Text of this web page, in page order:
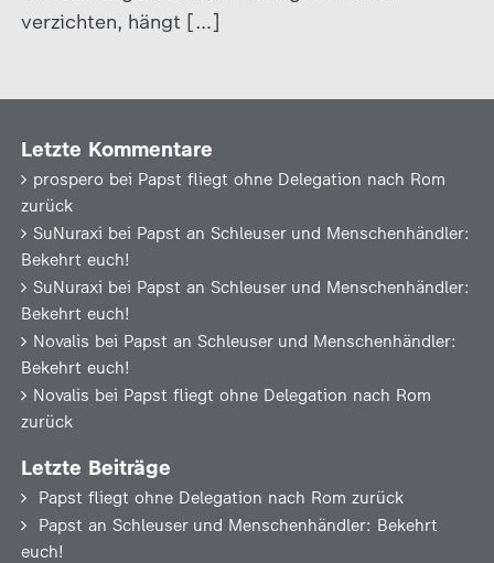
verzichten, hängt […]
Letzte Kommentare
prospero bei Papst fliegt ohne Delegation nach Rom
zurück
SuNuraxi bei Papst an Schleuser und Menschenhändler:
Bekehrt euch!
SuNuraxi bei Papst an Schleuser und Menschenhändler:
Bekehrt euch!
Novalis bei Papst an Schleuser und Menschenhändler:
Bekehrt euch!
Novalis bei Papst fliegt ohne Delegation nach Rom
zurück
Letzte Beiträge
Papst fliegt ohne Delegation nach Rom zurück
Papst an Schleuser und Menschenhändler: Bekehrt
euch!